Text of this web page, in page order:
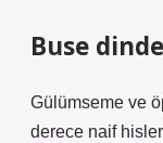
Buse
Gülümseme ve
derece naif hisler